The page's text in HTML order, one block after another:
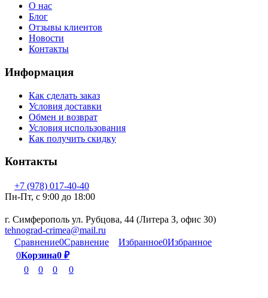
О нас
Блог
Отзывы клиентов
Новости
Контакты
Информация
Как сделать заказ
Условия доставки
Обмен и возврат
Условия использования
Как получить скидку
Контакты
+7 (978) 017-40-40
Пн-Пт, c 9:00 до 18:00
г. Симферополь ул. Рубцова, 44 (Литера З, офис 30)
tehnograd-crimea@mail.ru
Сравнение0Сравнение Избранное0Избранное
0Корзина0 ₽
0
0 0 0